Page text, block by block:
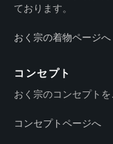
ております。
おく宗の着物ページへ
コンセプト
おく宗のコンセプトを
コンセプトページへ